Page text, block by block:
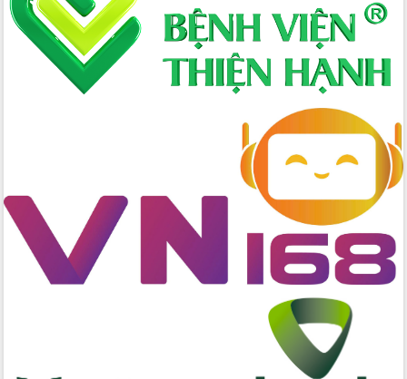
Hòn Yến phát triển du lịch gắn với bảo
tồn biển
Lấy ý kiến điều chỉnh Quy hoạch tỉnh
Đắk Lắk thời kỳ 2021-2030, tầm nhìn
đến năm 2050
II/2026
Đắk Lắk ký kết thỏa thuận hợp tác về
chuyển đổi số giai đoạn 2026 – 2030
với Tập đoàn Bưu chính Viễn thông
Việt Nam